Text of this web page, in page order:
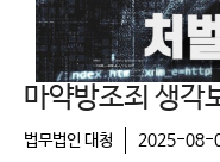
마약방조죄 생각
법무법인 대청 2025-08-